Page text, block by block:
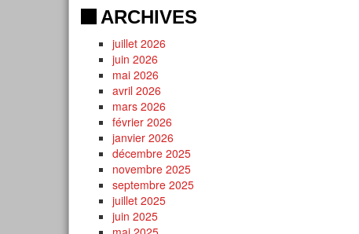
ARCHIVES
juillet 2026
juin 2026
mai 2026
avril 2026
mars 2026
février 2026
janvier 2026
décembre 2025
novembre 2025
septembre 2025
juillet 2025
juin 2025